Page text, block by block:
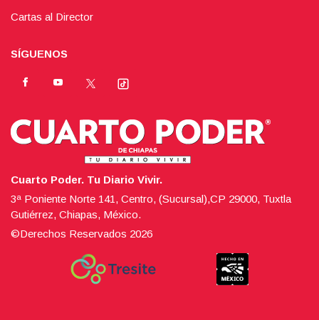
Cartas al Director
SÍGUENOS
Cuarto Poder. Tu Diario Vivir.
3ª Poniente Norte 141, Centro, (Sucursal),CP 29000, Tuxtla
Gutiérrez, Chiapas, México.
©Derechos Reservados 2026